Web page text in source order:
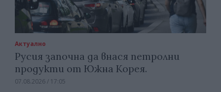
Актуално
Русия започна да внася петролни
продукти от Южна Корея.
07.08.2026 / 17:05